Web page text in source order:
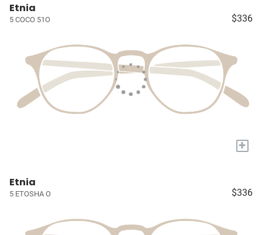
Etnia
5 COCO 51O $336
+
Etnia
5 ETOSHA O $336